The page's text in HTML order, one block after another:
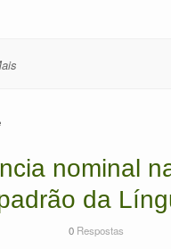
nominal
da
0 Respostas